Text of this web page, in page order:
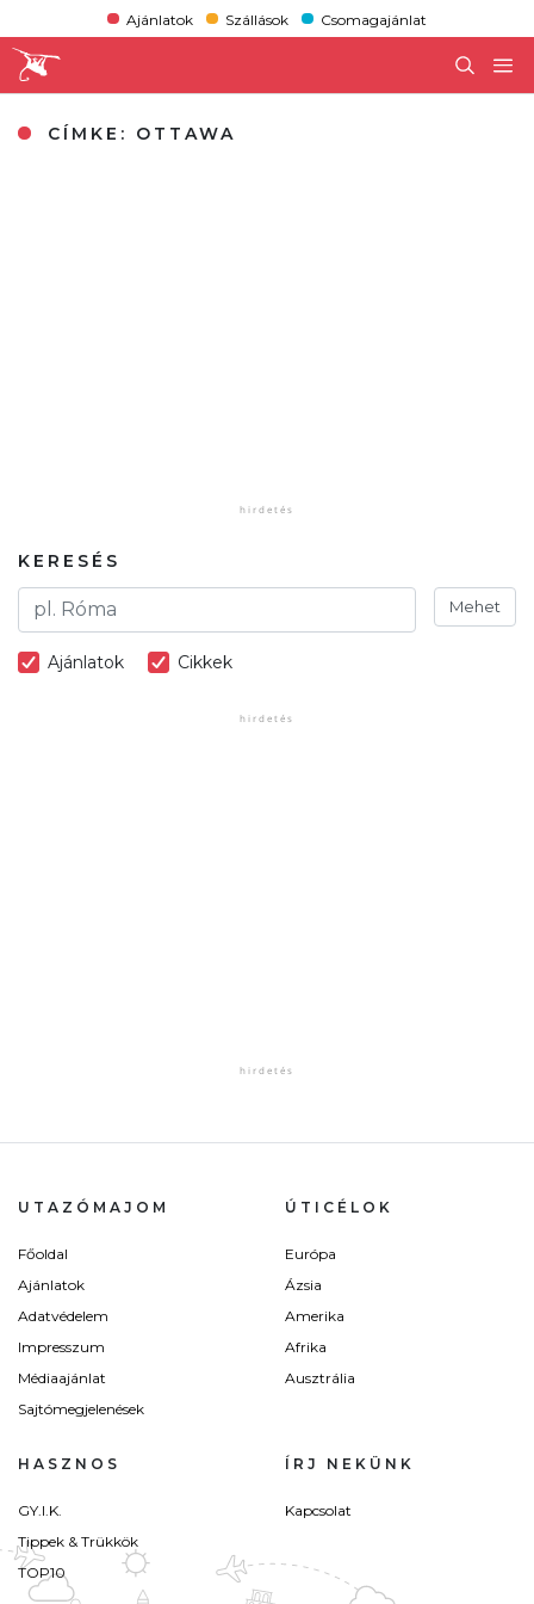
Ajánlatok Szállások Csomagajánlat
CÍMKE: OTTAWA
KERESÉS
Mehet
Ajánlatok Cikkek
UTAZÓMAJOM
Főoldal
Ajánlatok
Adatvédelem
Impresszum
Médiaajánlat
Sajtómegjelenések
ÚTICÉLOK
Európa
Ázsia
Amerika
Afrika
Ausztrália
HASZNOS
GY.I.K.
Tippek & Trükkök
TOP10
ÍRJ NEKÜNK
Kapcsolat